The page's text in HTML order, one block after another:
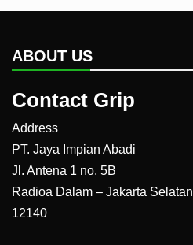
ABOUT US
Contact Grip
Address
PT. Jaya Impian Abadi
Jl. Antena 1 no. 5B
Radioa Dalam – Jakarta Selatan
12140